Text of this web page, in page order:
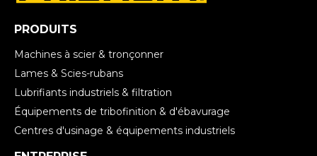
PRODUITS
Machines à scier & tronçonner
Lames & Scies-rubans
Lubrifiants industriels & filtration
Équipements de tribofinition & d'ébavurage
Centres d'usinage & équipements industriels